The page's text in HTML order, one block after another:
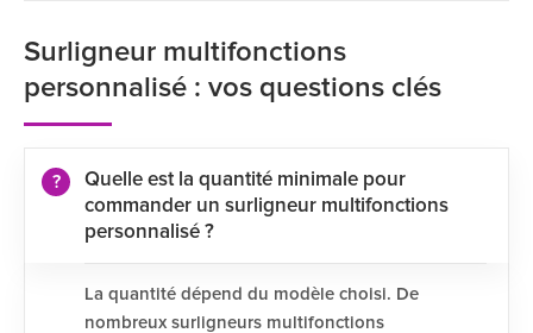
Surligneur multifonctions
personnalisé : vos questions clés
Quelle est la quantité minimale pour
commander un surligneur multifonctions
personnalisé ?
La quantité dépend du modèle choisi. De
nombreux surligneurs multifonctions